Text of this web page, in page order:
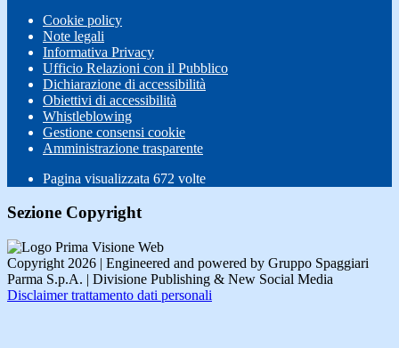
Cookie policy
Note legali
Informativa Privacy
Ufficio Relazioni con il Pubblico
Dichiarazione di accessibilità
Obiettivi di accessibilità
Whistleblowing
Gestione consensi cookie
Amministrazione trasparente
Pagina visualizzata 672 volte
Sezione Copyright
Copyright 2026 | Engineered and powered by Gruppo Spaggiari
Parma S.p.A. | Divisione Publishing & New Social Media
Disclaimer trattamento dati personali